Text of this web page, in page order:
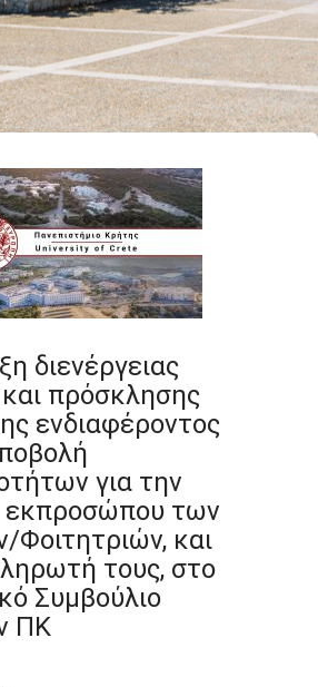
διενέργειας
πρόσκλησης
ενδιαφέροντος
για την
εκπροσώπου των
Φοιτητριών, και
τους, στο
Συμβούλιο
ΠΚ